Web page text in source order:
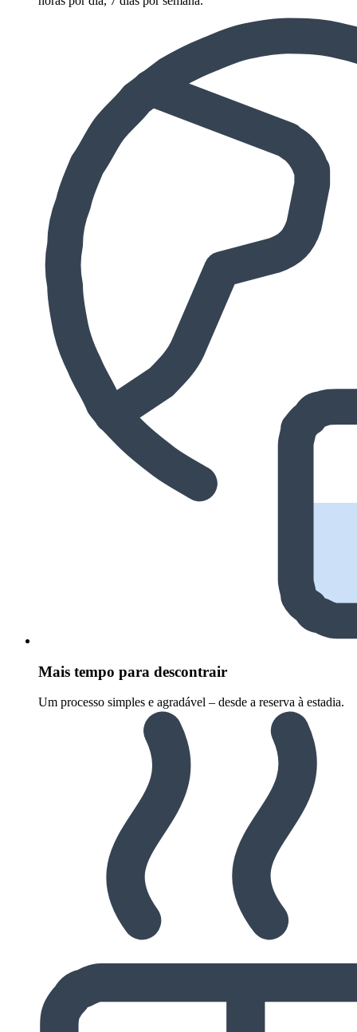
Mais tempo para descontrair
Um processo simples e agradável – desde a reserva à estadia.